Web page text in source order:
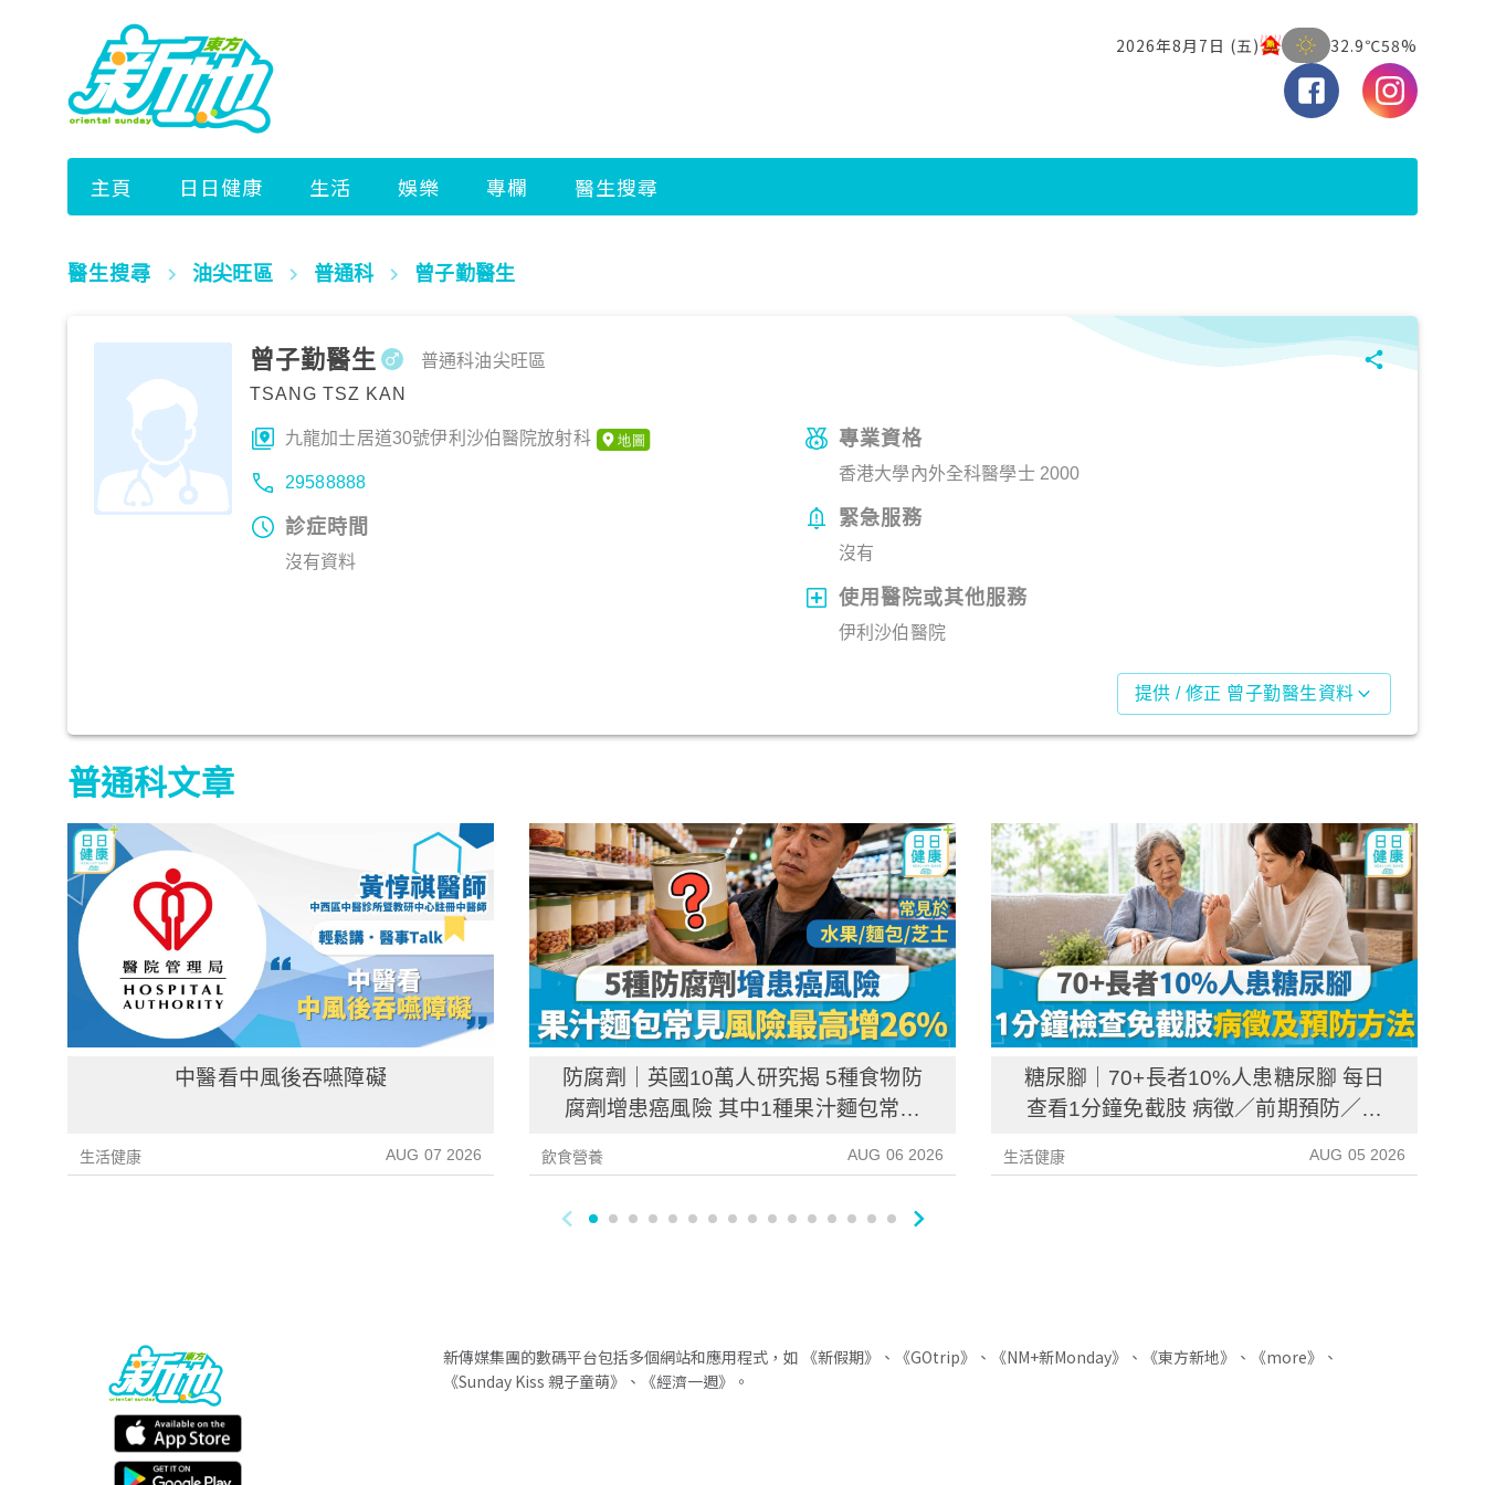
醫生搜尋 油尖旺區 普通科 曾子勤醫生
曾子勤醫生
TSANG TSZ KAN
普通科油尖旺區
九龍加士居道30號伊利沙伯醫院放射科
29588888
診症時間
沒有資料
專業資格
香港大學內外全科醫學士 2000
緊急服務
沒有
使用醫院或其他服務
伊利沙伯醫院
提供 / 修正 曾子勤醫生資料
普通科文章
中醫看中風後吞嚥障礙
生活健康 AUG 07 2026
防腐劑｜英國10萬人研究揭 5種食物防
腐劑增患癌風險 其中1種果汁麵包常見
飲食營養 AUG 06 2026
糖尿腳｜70+長者10%人患糖尿腳 每日
查看1分鐘免截肢 病徵／前期預防／病
生活健康 AUG 05 2026